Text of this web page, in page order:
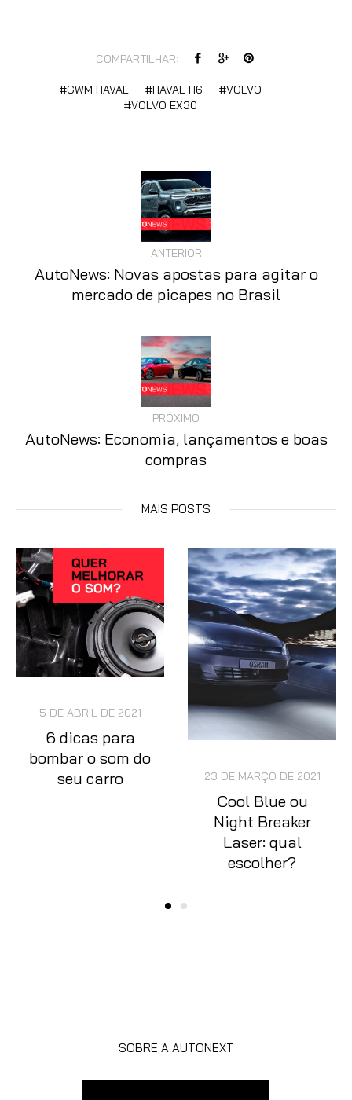
COMPARTILHAR:
GWM HAVAL HAVAL H6
VOLVO
VOLVO EX30
ANTERIOR
AutoNews: Novas apostas para agitar o
mercado de picapes no Brasil
PRÓXIMO
AutoNews: Economia, lançamentos e boas
compras
MAIS POSTS
5 DE ABRIL DE 2021
6 dicas para
bombar o som do
seu carro
23 DE MARÇO DE 2021
Cool Blue ou
Night Breaker
Laser: qual
escolher?
SOBRE A AUTONEXT